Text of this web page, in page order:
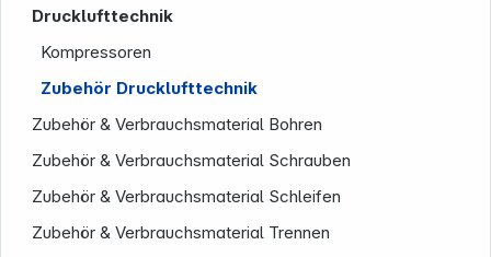
Drucklufttechnik
Kompressoren
Zubehör Drucklufttechnik
Zubehör & Verbrauchsmaterial Bohren
Zubehör & Verbrauchsmaterial Schrauben
Zubehör & Verbrauchsmaterial Schleifen
Zubehör & Verbrauchsmaterial Trennen